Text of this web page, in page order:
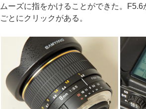
ムーズに指をかけることができた。
ごとにクリックがある。